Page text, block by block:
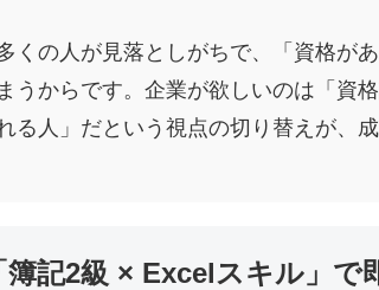
くの人が見落としがちで、「資格が
うからです。企業が欲しいのは「資
る人」だという視点の切り替えが、成
記2級 × Excelスキル」で